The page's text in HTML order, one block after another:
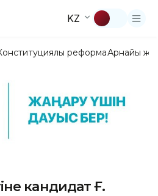
KZ
реформаАрнайы
кандидат Ғ.